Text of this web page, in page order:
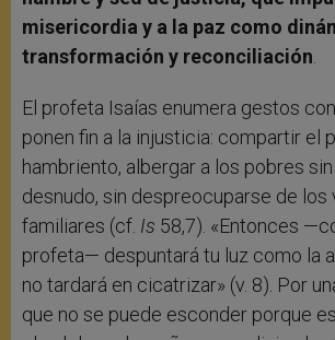
misericordia y a la paz como
transformación y reconciliación
El profeta Isaías enumera gestos
ponen fin a la injusticia: compartir el
hambriento, albergar a los pobres
desnudo, sin despreocuparse de los
familiares (cf. Is 58,7). «Entonces
profeta— despuntará tu luz como la
no tardará en cicatrizar» (v. 8). Por
que no se puede esconder porque